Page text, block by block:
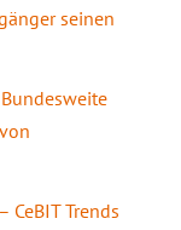
seinen
Trends